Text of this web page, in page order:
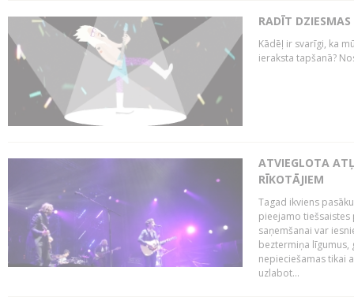
RADĪT
Kādēļ ir svarīgi, ka
ieraksta tapšanā?
ATVIEGLOTA
RĪKOTĀJIEM
Tagad ikviens
pieejamo tiešsaistes
saņemšanai var
beztermiņa līgumus,
nepieciešamas tikai
uzlabot...